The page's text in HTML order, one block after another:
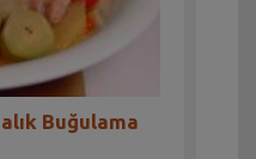
Buğulama